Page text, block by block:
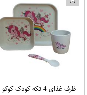
ظرف غذای 4 تکه کودک کوکو